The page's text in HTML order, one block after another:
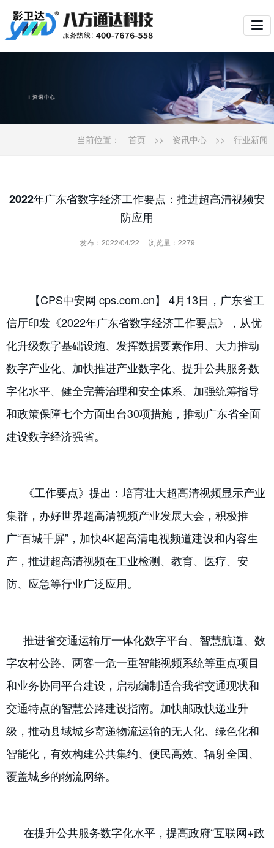
当前位置： 首页 >> 资讯中心 >> 行业新闻
2022年广东省数字经济工作要点：推进超高清视频安
防应用
发布：2022/04/22 浏览量：2279
【CPS中安网 cps.com.cn】 4月13日，广东省工
信厅印发《2022年广东省数字经济工作要点》，从优
化升级数字基础设施、发挥数据要素作用、大力推动
数字产业化、加快推进产业数字化、提升公共服务数
字化水平、健全完善治理和安全体系、加强统筹指导
和政策保障七个方面出台30项措施，推动广东省全面
建设数字经济强省。
《工作要点》提出：培育壮大超高清视频显示产业
集群，办好世界超高清视频产业发展大会，积极推
广“百城千屏”，加快4K超高清电视频道建设和内容生
产，推进超高清视频在工业检测、教育、医疗、安
防、应急等行业广泛应用。
推进省交通运输厅一体化数字平台、智慧航道、数
字农村公路、两客一危一重智能视频系统等重点项目
和业务协同平台建设，启动编制适合我省交通现状和
交通特点的智慧公路建设指南。加快邮政快递业升
级，推动县域城乡寄递物流运输的无人化、绿色化和
智能化，有效构建公共集约、便民高效、辐射全国、
覆盖城乡的物流网络。
在提升公共服务数字化水平，提高政府“互联网+政